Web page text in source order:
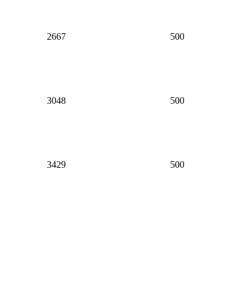
2667
500
3048
500
3429
500